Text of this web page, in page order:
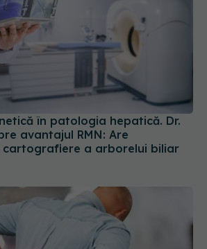
în patologia hepatică. Dr.
avantajul RMN: Are
a arborelui biliar